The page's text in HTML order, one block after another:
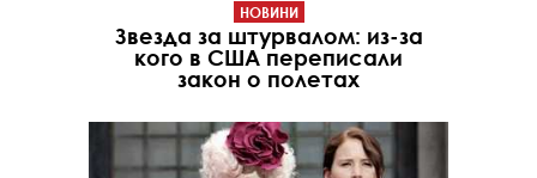
НОВИНИ
Звезда за штурвалом: из-за
кого в США переписали
закон о полетах